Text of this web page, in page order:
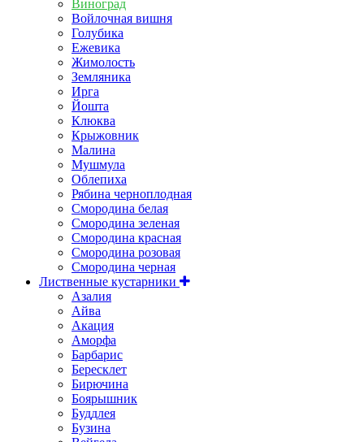
Виноград
Войлочная вишня
Голубика
Ежевика
Жимолость
Земляника
Ирга
Йошта
Клюква
Крыжовник
Малина
Мушмула
Облепиха
Рябина черноплодная
Смородина белая
Смородина зеленая
Смородина красная
Смородина розовая
Смородина черная
Лиственные кустарники
Азалия
Айва
Акация
Аморфа
Барбарис
Бересклет
Бирючина
Боярышник
Буддлея
Бузина